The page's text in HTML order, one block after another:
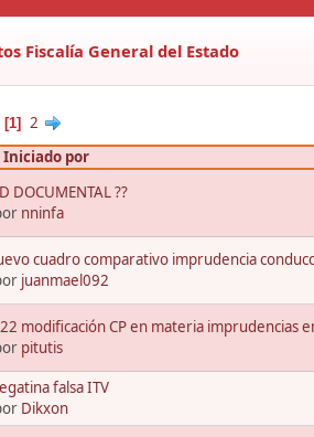
Fiscalía General del Estado
1
2
Iniciado por
DOCUMENTAL ??
nninfa
cuadro comparativo imprudencia
juanmael092
modificación CP en materia imprudencias
pitutis
falsa ITV
Dikxon